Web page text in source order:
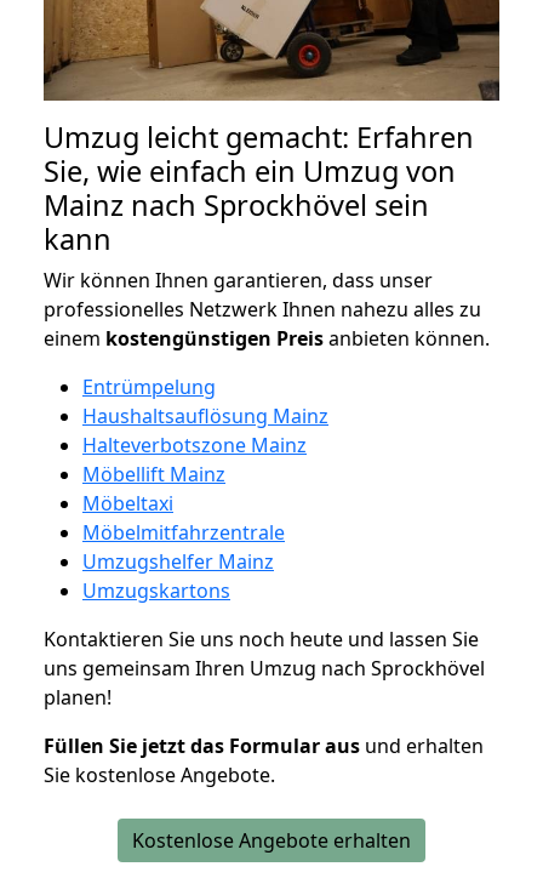
Umzug leicht gemacht: Erfahren
Sie, wie einfach ein Umzug von
Mainz nach Sprockhövel sein
kann
Wir können Ihnen garantieren, dass unser
professionelles Netzwerk Ihnen nahezu alles zu
einem kostengünstigen Preisanbieten können.
Entrümpelung
Haushaltsauflösung Mainz
Halteverbotszone Mainz
Möbellift Mainz
Möbeltaxi
Möbelmitfahrzentrale
Umzugshelfer Mainz
Umzugskartons
Kontaktieren Sie uns noch heute und lassen Sie
uns gemeinsam Ihren Umzug nach Sprockhövel
planen!
Füllen Sie jetzt das Formular aus und erhalten
Sie kostenlose Angebote.
Kostenlose Angebote erhalten